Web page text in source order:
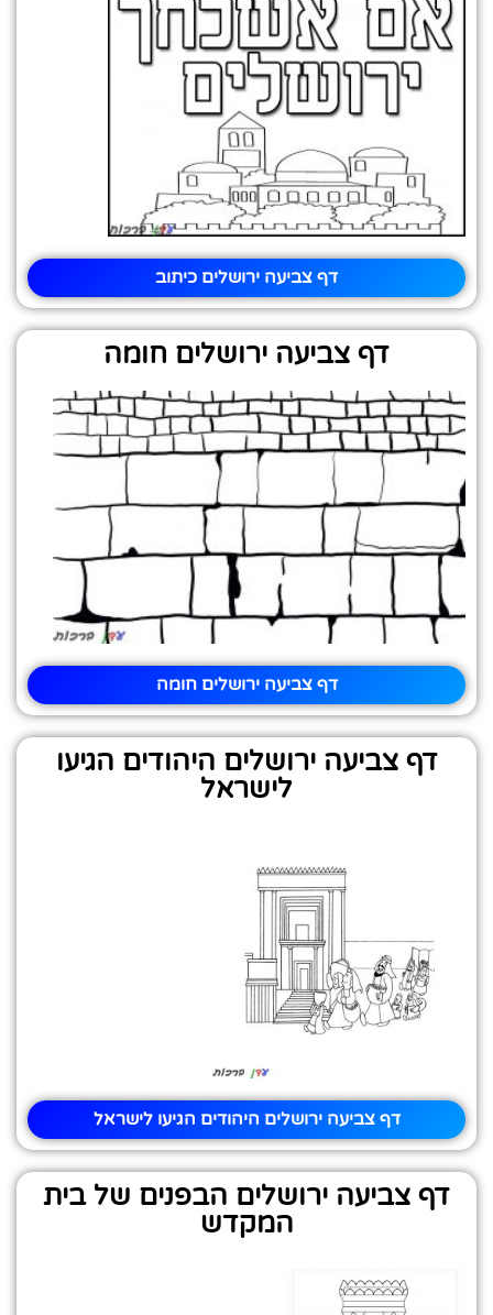
דף צביעה ירושלים כיתוב
דף צביעה ירושלים חומה
דף צביעה ירושלים חומה
דף צביעה ירושלים היהודים הגיעו
לישראל
דף צביעה ירושלים היהודים הגיעו לישראל
דף צביעה ירושלים הבפנים של בית
המקדש